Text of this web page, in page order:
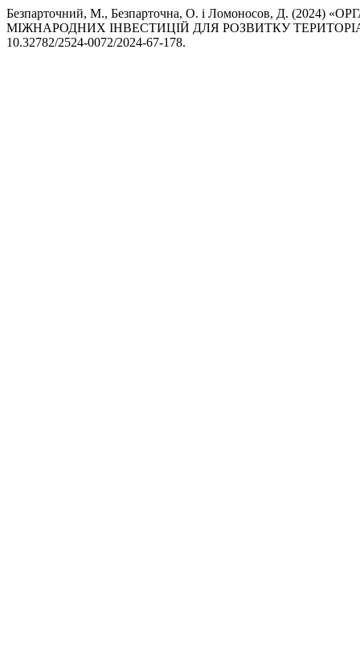
Безпарточний, М., Безпарточна, О. і Ломоносов, Д.
МІЖНАРОДНИХ ІНВЕСТИЦІЙ ДЛЯ РОЗВИТКУ
10.32782/2524-0072/2024-67-178.